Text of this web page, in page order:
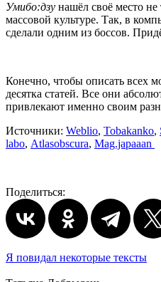
Умибо:дзу нашёл своё место не
массовой культуре. Так, в
сделали одним из боссов.
Конечно, чтобы описать всех
десятка статей. Все они
привлекают именно своим
Источники: Weblio, Tobakanko,
labo, Atlasobscura, Mag.japaaan
Поделиться:
Я повидал некоторые тексты